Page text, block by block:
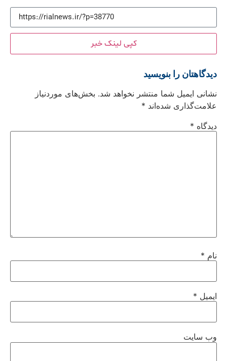
کپی لینک خبر
دیدگاهتان را بنویسید
نشانی ایمیل شما منتشر نخواهد شد. بخش‌های موردنیاز
علامت‌گذاری شده‌اند *
دیدگاه *
نام *
ایمیل *
وب‌ سایت